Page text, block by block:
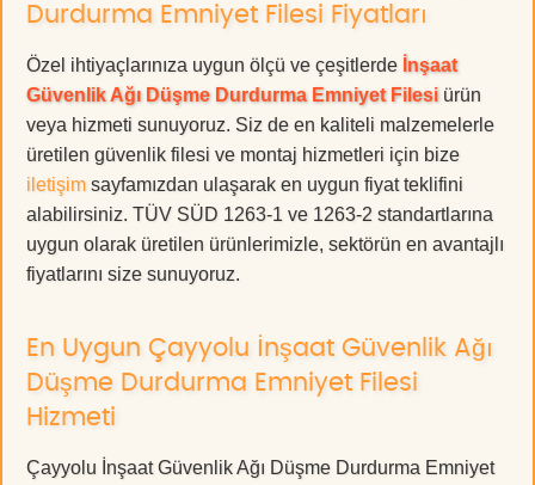
Durdurma Emniyet Filesi Fiyatları
Özel ihtiyaçlarınıza uygun ölçü ve çeşitlerde İnşaat
Güvenlik Ağı Düşme Durdurma Emniyet Filesi ürün
veya hizmeti sunuyoruz. Siz de en kaliteli malzemelerle
üretilen güvenlik filesi ve montaj hizmetleri için bize
iletişim sayfamızdan ulaşarak en uygun fiyat teklifini
alabilirsiniz. TÜV SÜD 1263-1 ve 1263-2 standartlarına
uygun olarak üretilen ürünlerimizle, sektörün en avantajlı
fiyatlarını size sunuyoruz.
En Uygun Çayyolu İnşaat Güvenlik Ağı
Düşme Durdurma Emniyet Filesi
Hizmeti
Çayyolu İnşaat Güvenlik Ağı Düşme Durdurma Emniyet